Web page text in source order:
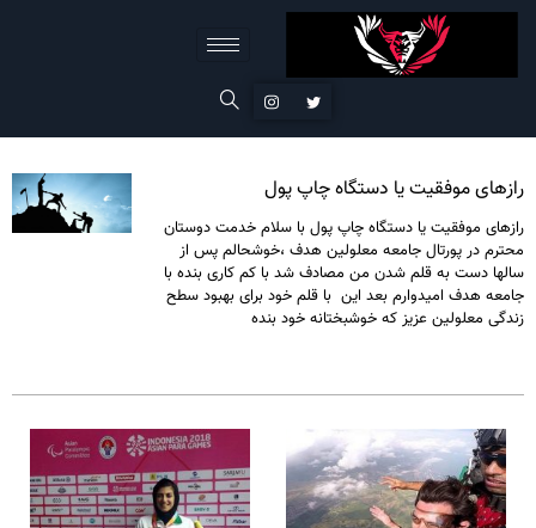
رازهای موفقیت یا دستگاه چاپ پول
رازهای موفقیت یا دستگاه چاپ پول با سلام خدمت دوستان
محترم در پورتال جامعه معلولین هدف ،خوشحالم پس از
سالها دست به قلم شدن من مصادف شد با کم کاری بنده با
جامعه هدف امیدوارم بعد این با قلم خود برای بهبود سطح
زندگی معلولین عزیز که خوشبختانه خود بنده